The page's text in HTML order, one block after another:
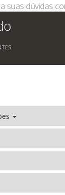
suas dúvidas